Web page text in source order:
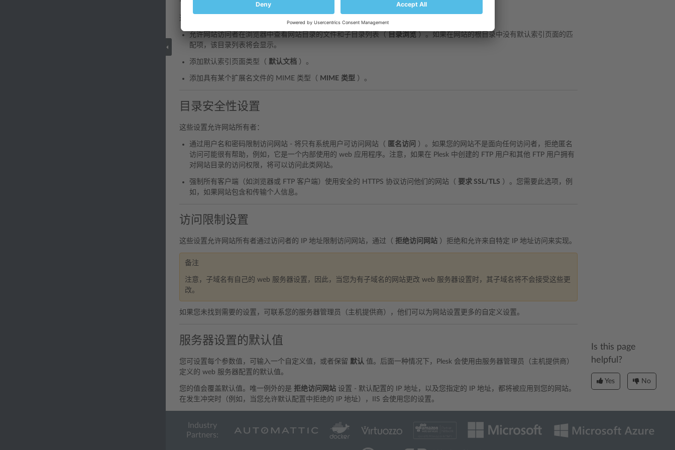
这些设置通常由网站所有者进行更改，他们可能想要：
允许网站访问者在浏览器中查看网站目录的文件和子目录列表（ 目录浏览 ）。如果在网站的根目录中没有默认索引页面的匹
配项，该目录列表将会显示。
添加默认索引页面类型（ 默认文档 ）。
添加具有某个扩展名文件的 MIME 类型（ MIME 类型 ）。
目录安全性设置
这些设置允许网站所有者：
通过用户名和密码限制访问网站 - 将只有系统用户可访问网站（ 匿名访问
）。如果您的网站不是面向任何访问者，拒绝匿名
访问可能很有帮助，例如，它是一个内部使用的 web 应用程序。注意，如果在 Plesk 中创建的 FTP 用户和其他 FTP 用户拥有
对网站目录的访问权限，将可以访问此类网站。
强制所有客户端（如浏览器或 FTP 客户端）使用安全的 HTTPS 协议访问他们的网站（ 要求 SSL/TLS ）。您需要此选项，例
如，如果网站包含和传输个人信息。
访问限制设置
这些设置允许网站所有者通过访问者的 IP 地址限制访问网站，通过（ 拒绝访问网站 ）拒绝和允许来自特定 IP 地址访问来实现。
备注
注意，子域名有自己的 web 服务器设置，因此，当您为有子域名的网站更改 web 服务器设置时，其子域名将不会接受这些更
改。
如果您未找到需要的设置，可联系您的服务器管理员（主机提供商），他们可以为网站设置更多的自定义设置。
服务器设置的默认值
您可设置每个参数值，可输入一个自定义值，或者保留 默认 值。后面一种情况下，Plesk 会使用由服务器管理员（主机提供商）
定义的 web 服务器配置的默认值。
您的值会覆盖默认值。唯一例外的是 拒绝访问网站 设置 - 默认配置的 IP 地址，以及您指定的 IP 地址，都将被应用到您的网站。
在发生冲突时（例如，当您允许默认配置中拒绝的 IP 地址），IIS 会使用您的设置。
Is this page
helpful?
Yes No
Industry
Partners: